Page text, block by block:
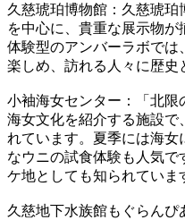
久慈琥珀博物館：久慈琥珀
を中心に、貴重な展示物が
体験型のアンバーラボで
楽しめ、訪れる人々に歴史
小袖海女センター：「北
海女文化を紹介する施設で
れています。夏季には海
なウニの試食体験も人気で
ケ地としても知られていま
久慈地下水族館もぐらん